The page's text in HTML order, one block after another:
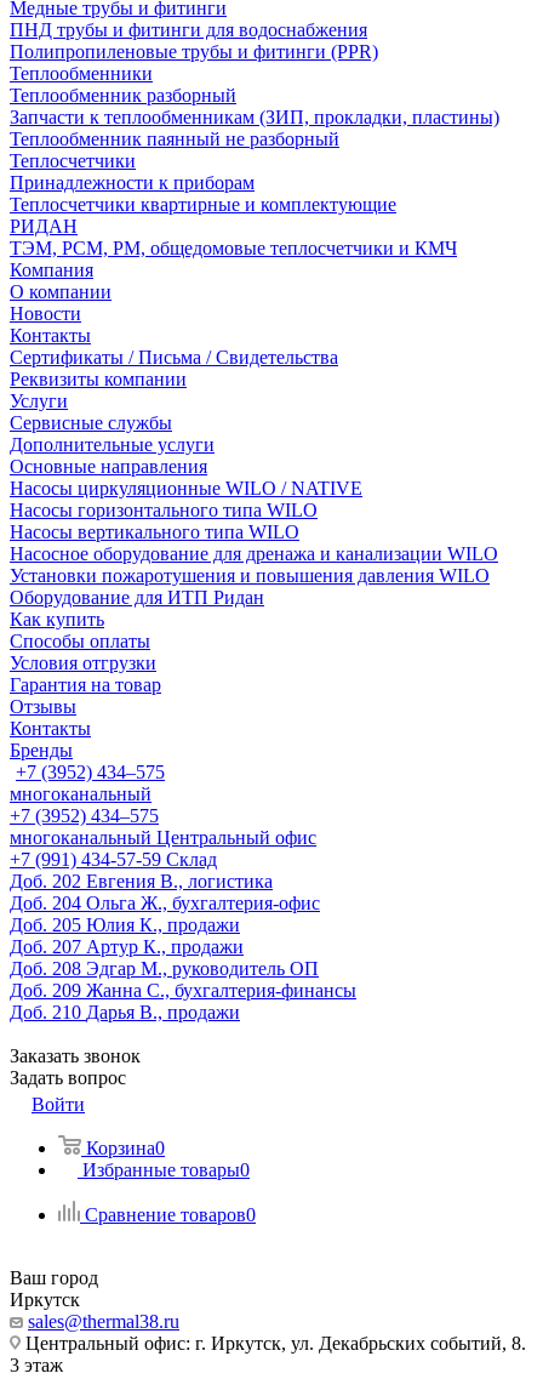
Медные трубы и фитинги
ПНД трубы и фитинги для водоснабжения
Полипропиленовые трубы и фитинги (PPR)
Теплообменники
Теплообменник разборный
Запчасти к теплообменникам (ЗИП, прокладки, пластины)
Теплообменник паянный не разборный
Теплосчетчики
Принадлежности к приборам
Теплосчетчики квартирные и комплектующие
РИДАН
ТЭМ, РСМ, РМ, общедомовые теплосчетчики и КМЧ
Компания
О компании
Новости
Контакты
Сертификаты / Письма / Свидетельства
Реквизиты компании
Услуги
Сервисные службы
Дополнительные услуги
Основные направления
Насосы циркуляционные WILO / NATIVE
Насосы горизонтального типа WILO
Насосы вертикального типа WILO
Насосное оборудование для дренажа и канализации WILO
Установки пожаротушения и повышения давления WILO
Оборудование для ИТП Ридан
Как купить
Способы оплаты
Условия отгрузки
Гарантия на товар
Отзывы
Контакты
Бренды
+7 (3952) 434‒575
многоканальный
+7 (3952) 434‒575
многоканальный Центральный офис
‎+7 (991) 434-57-59 Склад
Доб. 202 Евгения В., логистика
Доб. 204 Ольга Ж., бухгалтерия-офис
Доб. 205 Юлия К., продажи
Доб. 207 Артур К., продажи
Доб. 208 Эдгар М., руководитель ОП
Доб. 209 Жанна С., бухгалтерия-финансы
Доб. 210 Дарья В., продажи
Заказать звонок
Задать вопрос
Войти
Корзина0
Избранные товары0
Сравнение товаров0
Ваш город
Иркутск
sales@thermal38.ru
Центральный офис: г. Иркутск, ул. Декабрьских событий, 8.
3 этаж